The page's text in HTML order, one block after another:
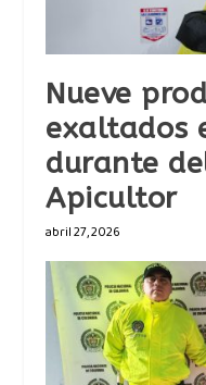
Nueve
exaltados
durante
Apicultor
abril 27, 2026